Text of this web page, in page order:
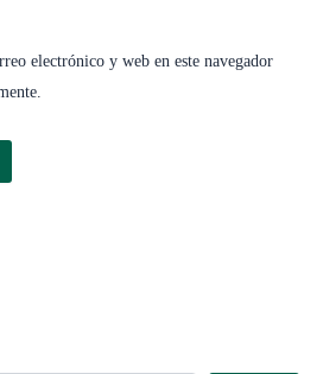
electrónico y web en este navegador